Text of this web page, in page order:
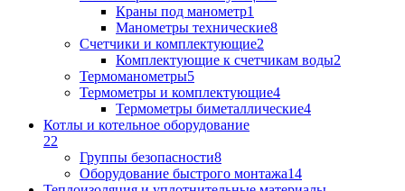
Краны под манометр1
Манометры технические8
Счетчики и комплектующие2
Комплектующие к счетчикам воды2
Термоманометры5
Термометры и комплектующие4
Термометры биметаллические4
Котлы и котельное оборудование
22
Группы безопасности8
Оборудование быстрого монтажа14